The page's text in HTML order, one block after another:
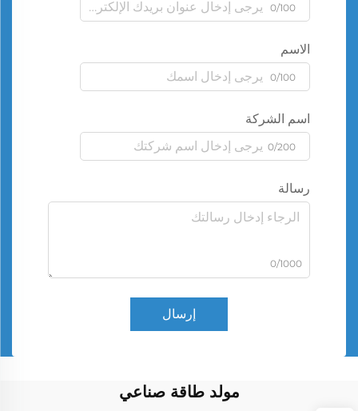
0/100
الاسم
0/100
اسم الشركة
0/200
رسالة
0/1000
إرسال
مولد طاقة صناعي